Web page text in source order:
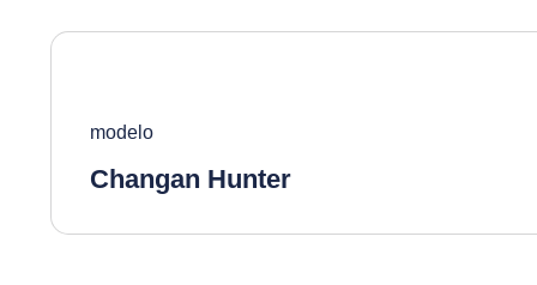
modelo
Changan Hunter